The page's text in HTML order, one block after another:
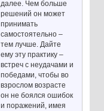
далее. Чем больше
решений он может
принимать
самостоятельно –
тем лучше. Дайте
ему эту практику –
встреч с неудачами и
победами, чтобы во
взрослом возрасте
он не боялся ошибок
и поражений, имея